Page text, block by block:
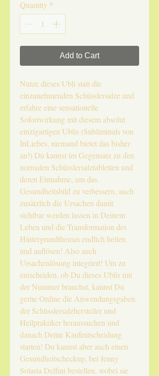
Quantity *
Add to Cart
Nutze dieses Ubli statt die
einzunehmenden Schüsslersalze und
erfahre eine sensationelle
Sofortwirkung mit diesem absolut
einzigartigen Ublis (Subliminals von
InLiebes, niemand bietet das bisher
an!) Du kannst im Gegensatz zu den
normalen Schüsslersalztabletten und
deren Einnahme, um das
Gesundheitsbild zu verbessern, auch
zusätzlich die Ursachen damit
sichtbar werden lassen in Deinem
Leben und die Transformation des
Hintergrundthemas endlich heilen
und auflösen! Also auch
Ursachenlösung integriert! Um zu
entscheiden, ob Du dieses Ublis mit
der Nummer brauchst, kannst Du
gerne Online die Anwendungsgaben
der Schüsslersalzhersteller und
Heilpraktiker heraussuchen und
danach Deine Kaufentscheidung
starten! Du kannst aber auch einen
Gesundheitscheckup, bei Jenny
Solaria Delfini bestellen, wobei sie